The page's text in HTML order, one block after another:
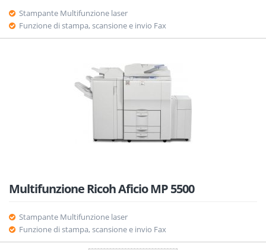
Stampante Multifunzione laser
Funzione di stampa, scansione e invio Fax
Multifunzione Ricoh Aficio MP 5500
Stampante Multifunzione laser
Funzione di stampa, scansione e invio Fax